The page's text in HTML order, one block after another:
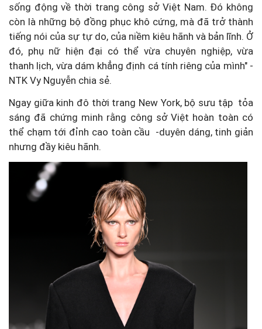
sống động về thời trang công sở Việt Nam. Đó không
còn là những bộ đồng phục khô cứng, mà đã trở thành
tiếng nói của sự tự do, của niềm kiêu hãnh và bản lĩnh. Ở
đó, phụ nữ hiện đại có thể vừa chuyên nghiệp, vừa
thanh lịch, vừa dám khẳng định cá tính riêng của mình" -
NTK Vy Nguyễn chia sẻ.
Ngay giữa kinh đô thời trang New York, bộ sưu tập tỏa
sáng đã chứng minh rằng công sở Việt hoàn toàn có
thể chạm tới đỉnh cao toàn cầu -duyên dáng, tinh giản
nhưng đầy kiêu hãnh.